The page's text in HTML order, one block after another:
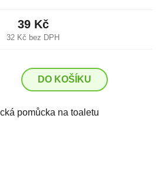
32 Kč bez DPH
39 Kč
DO KOŠÍKU
pomůcka na toaletu